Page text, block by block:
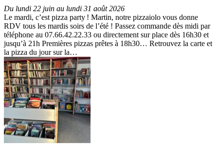
Du lundi 22 juin au lundi 31 août 2026
Le mardi, c’est pizza party ! Martin, notre pizzaiolo vous donne
RDV tous les mardis soirs de l’été ! Passez commande dès midi par
téléphone au 07.66.42.22.33 ou directement sur place dès 16h30 et
jusqu’à 21h Premières pizzas prêtes à 18h30… Retrouvez la carte et
la pizza du jour sur la…